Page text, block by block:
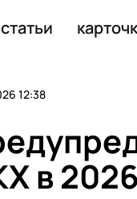
статьи
12:38
в